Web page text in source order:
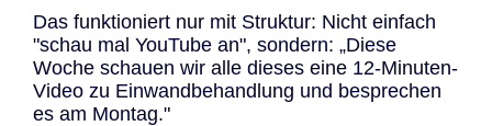
Das funktioniert nur mit Struktur: Nicht einfach
"schau mal YouTube an", sondern: „Diese
Woche schauen wir alle dieses eine 12-Minuten-
Video zu Einwandbehandlung und besprechen
es am Montag."